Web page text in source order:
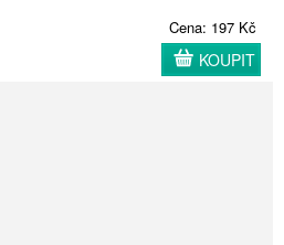
Cena: 197 Kč
KOUPIT